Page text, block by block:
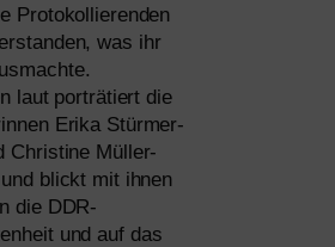
Protokollierenden
was ihr
laut por­trä­tiert die
Erika Stürmer-
Christine Müller-
blickt mit ihnen
die DDR-
und auf das